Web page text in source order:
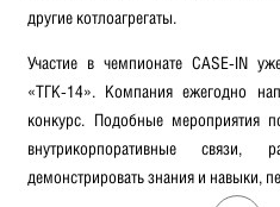
другие котлоагрегаты.
Участие в чемпионате CASE-IN
«ТГК-14». Компания ежегодно
конкурс. Подобные мероприятия
внутрикорпоративные связи,
демонстрировать знания и навыки,